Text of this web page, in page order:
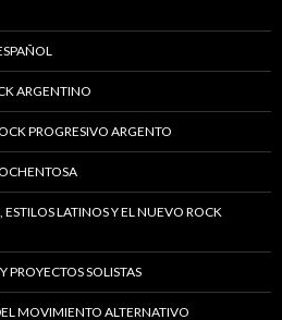
ARGENTINO
PROGRESIVO ARGENTO
LATINOS Y EL NUEVO ROCK
PROYECTOS SOLISTAS
MOVIMIENTO ALTERNATIVO